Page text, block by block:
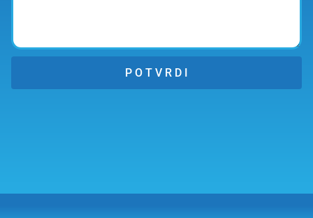
P O T V R D I